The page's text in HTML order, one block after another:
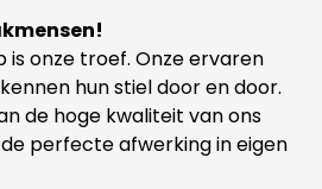
is onze troef. Onze ervaren
hun stiel door en door.
de hoge kwaliteit van ons
perfecte afwerking in eigen